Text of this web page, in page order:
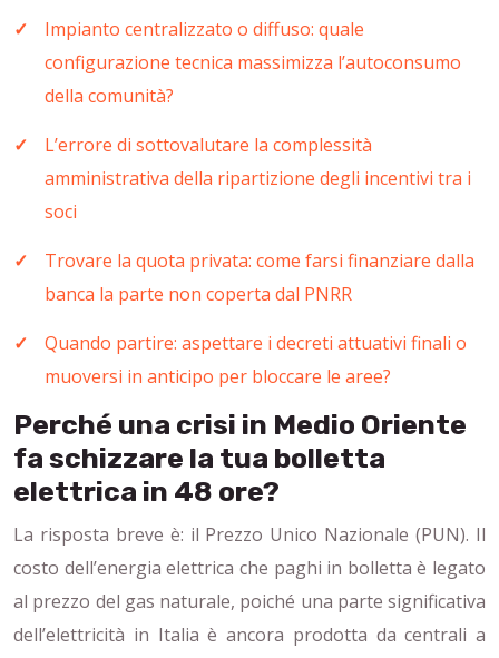
Impianto centralizzato o diffuso: quale
configurazione tecnica massimizza l’autoconsumo
della comunità?
L’errore di sottovalutare la complessità
amministrativa della ripartizione degli incentivi tra i
soci
Trovare la quota privata: come farsi finanziare dalla
banca la parte non coperta dal PNRR
Quando partire: aspettare i decreti attuativi finali o
muoversi in anticipo per bloccare le aree?
Perché una crisi in Medio Oriente
fa schizzare la tua bolletta
elettrica in 48 ore?
La risposta breve è: il Prezzo Unico Nazionale (PUN). Il
costo dell’energia elettrica che paghi in bolletta è legato
al prezzo del gas naturale, poiché una parte significativa
dell’elettricità in Italia è ancora prodotta da centrali a